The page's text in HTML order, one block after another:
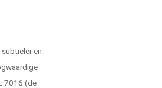
en
7016 (de